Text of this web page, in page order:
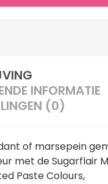
INFORMATIE
(0)
of marsepein
met de Sugarflair
Paste Colours,